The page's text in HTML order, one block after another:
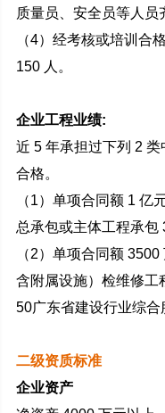
质量员、安全员等人员
（4）经考核或培训合
150 人。
企业工程业绩:
近 5 年承担过下列 2
合格。
（1）单项合同额 1 亿
总承包或主体工程承包
（2）单项合同额
含附属设施）检维修工
50广东省建设行业综合
二级资质标准
企业资产